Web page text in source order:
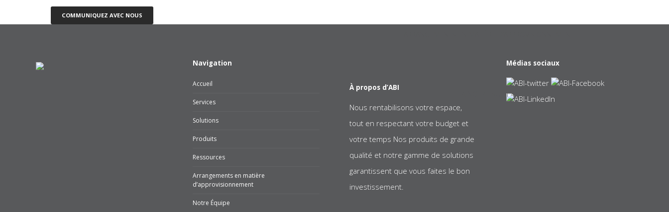
À NOTRE SUJET
COMMUNIQUEZ AVEC NOUS
Navigation
Accueil
Services
Solutions
Produits
Ressources
Arrangements en matière
d’approvisionnement
Notre Équipe
À propos d’ABI
Nous rentabilisons votre espace,
tout en respectant votre budget et
votre temps Nos produits de grande
qualité et notre gamme de solutions
garantissent que vous faites le bon
investissement.
Médias sociaux